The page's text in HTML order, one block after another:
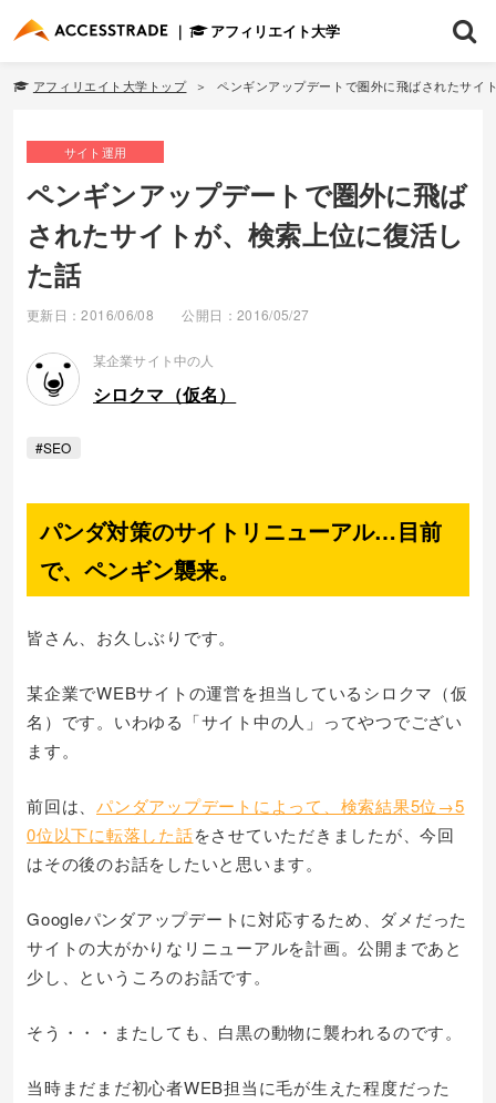
アフィリエイト大学
アフィリエイト大学トップ ペンギンアップデートで圏外に飛ばされたサイ
サイト運用
ペンギンアップデートで圏外に飛ば
されたサイトが、検索上位に復活し
た話
更新日：2016/06/08 公開日：2016/05/27
某企業サイト中の人
シロクマ（仮名）
#SEO
パンダ対策のサイトリニューアル…目前
で、ペンギン襲来。
皆さん、お久しぶりです。
某企業でWEBサイトの運営を担当しているシロクマ（仮
名）です。いわゆる「サイト中の人」ってやつでござい
ます。
前回は、 パンダアップデートによって、検索結果5位→5
0位以下に転落した話をさせていただきましたが、今回
はその後のお話をしたいと思います。
Googleパンダアップデートに対応するため、ダメだった
サイトの大がかりなリニューアルを計画。公開まであと
少し、というころのお話です。
そう・・・またしても、白黒の動物に襲われるのです。
当時まだまだ初心者WEB担当に毛が生えた程度だった